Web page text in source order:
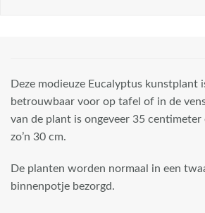
Deze modieuze Eucalyptus kunstplant
betrouwbaar voor op tafel of in de
van de plant is ongeveer 35 centimeter
zo’n 30 cm.
De planten worden normaal in een
binnenpotje bezorgd.